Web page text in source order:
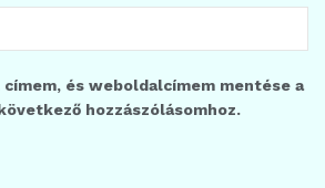
címem, és weboldalcímem mentése a
hozzászólásomhoz.